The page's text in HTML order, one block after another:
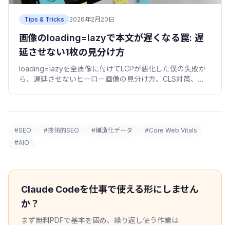
Tips & Tricks 2026年2月20日
画像のloading=lazyで本文が遅くなる罠: 遅
延させない1枚の見分け方
loading=lazyを全画像に付けてLCPが悪化した僕の失敗か
ら、遅延させないヒーロー画像の見分け方、CLS対策、
#SEO #技術的SEO #構造化データ
#Core Web Vitals
#AIO
Claude Codeを仕事で使える形にしません
か？
まず無料PDFで基本を固め、繰り返し使う作業は